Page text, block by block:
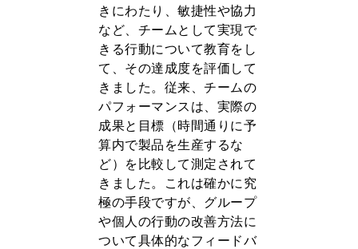
きにわたり、敏捷性や協力
など、チームとして実現で
きる行動について教育をし
て、その達成度を評価して
きました。従来、チームの
パフォーマンスは、実際の
成果と目標（時間通りに予
算内で製品を生産するな
ど）を比較して測定されて
きました。これは確かに究
極の手段ですが、グループ
や個人の行動の改善方法に
ついて具体的なフィードバ